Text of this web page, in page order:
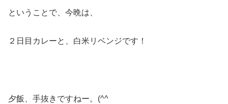
ということで、今晩は、
２日目カレーと、白米リベンジです！
夕飯、手抜きですねー。(^^ゞ